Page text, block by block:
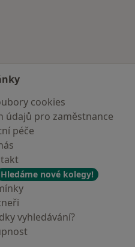
cookies
údajů pro zaměstnance
péče
Hledáme nové kolegy!
vyhledávání?